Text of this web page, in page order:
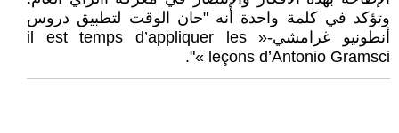
وتؤكد في كلمة واحدة أنه "حان الوقت لتطبيق دروس
أنطونيو غرامشي-« il est temps d’appliquer les
leçons d’Antonio Gramsci »".